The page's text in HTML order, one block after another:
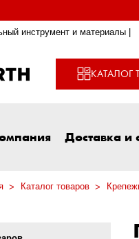
инструмент и материалы |
КАТАЛОГ
Доставка и
Каталог товаров